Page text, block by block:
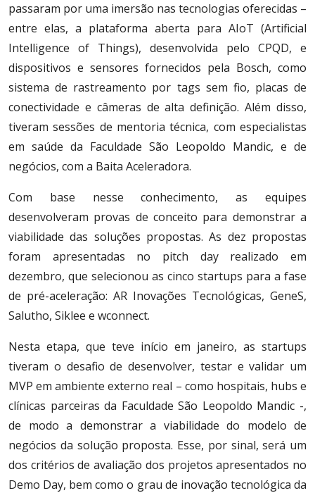
passaram por uma imersão nas tecnologias oferecidas –
entre elas, a plataforma aberta para AIoT (Artificial
Intelligence of Things), desenvolvida pelo CPQD, e
dispositivos e sensores fornecidos pela Bosch, como
sistema de rastreamento por tags sem fio, placas de
conectividade e câmeras de alta definição. Além disso,
tiveram sessões de mentoria técnica, com especialistas
em saúde da Faculdade São Leopoldo Mandic, e de
negócios, com a Baita Aceleradora.
Com base nesse conhecimento, as equipes
desenvolveram provas de conceito para demonstrar a
viabilidade das soluções propostas. As dez propostas
foram apresentadas no pitch day realizado em
dezembro, que selecionou as cinco startups para a fase
de pré-aceleração: AR Inovações Tecnológicas, GeneS,
Salutho, Siklee e wconnect.
Nesta etapa, que teve início em janeiro, as startups
tiveram o desafio de desenvolver, testar e validar um
MVP em ambiente externo real – como hospitais, hubs e
clínicas parceiras da Faculdade São Leopoldo Mandic -,
de modo a demonstrar a viabilidade do modelo de
negócios da solução proposta. Esse, por sinal, será um
dos critérios de avaliação dos projetos apresentados no
Demo Day, bem como o grau de inovação tecnológica da